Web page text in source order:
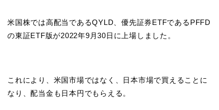
米国株では高配当であるQYLD、優先証券ETFであるPFFD
の東証ETF版が2022年9月30日に上場しました。
これにより、米国市場ではなく、日本市場で買えることに
なり、配当金も日本円でもらえる。